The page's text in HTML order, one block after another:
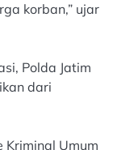
korban,” ujar
Polda Jatim
dari
Kriminal Umum